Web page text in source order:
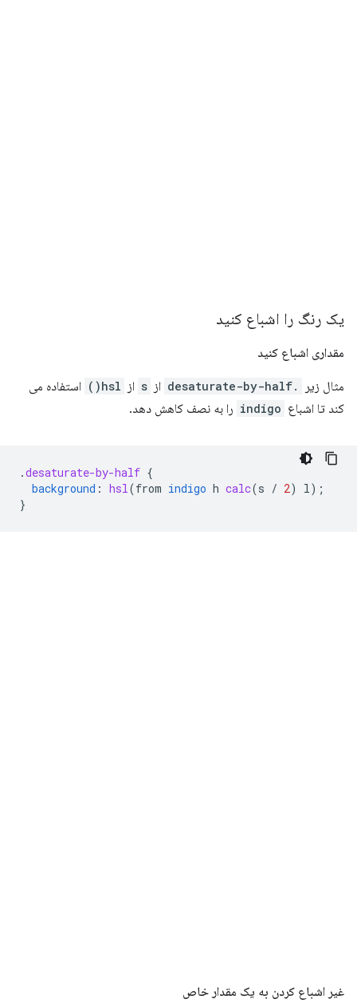
یک رنگ را اشباع کنید
مقداری اشباع کنید
مثال زیر .desaturate-by-half از s از hsl()
استفاده می
کند تا اشباع indigo را به نصف کاهش دهد.
.desaturate-by-half {
background : hsl (from indigo h calc(s / 2) l );
}
غیر اشباع کردن به یک مقدار خاص